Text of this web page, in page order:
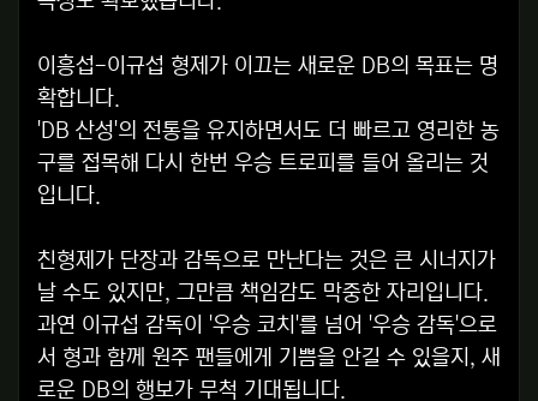
이흥섭-이규섭 형제가 이끄는 새로운 DB의 목표는 명
확합니다.
'DB 산성'의 전통을 유지하면서도 더 빠르고 영리한 농
구를 접목해 다시 한번 우승 트로피를 들어 올리는 것
입니다.
친형제가 단장과 감독으로 만난다는 것은 큰 시너지가
날 수도 있지만, 그만큼 책임감도 막중한 자리입니다.
과연 이규섭 감독이 '우승 코치'를 넘어 '우승 감독'으로
서 형과 함께 원주 팬들에게 기쁨을 안길 수 있을지, 새
로운 DB의 행보가 무척 기대됩니다.